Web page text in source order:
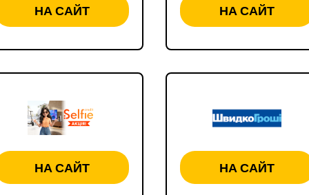
НА САЙТ НА САЙТ
НА САЙТ НА САЙТ